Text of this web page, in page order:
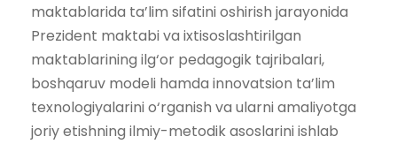
maktablarida ta’lim sifatini oshirish jarayonida
Prezident maktabi va ixtisoslashtirilgan
maktablarining ilg‘or pedagogik tajribalari,
boshqaruv modeli hamda innovatsion ta’lim
texnologiyalarini o‘rganish va ularni amaliyotga
joriy etishning ilmiy-metodik asoslarini ishlab